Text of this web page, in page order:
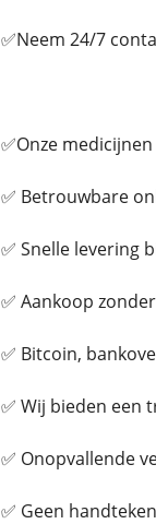
✅Neem 24/7
✅Onze
✅ Betrouwbare
✅ Snelle levering
✅ Aankoop
✅ Bitcoin,
✅ Wij bieden een
✅ Onopvallende
✅ Geen